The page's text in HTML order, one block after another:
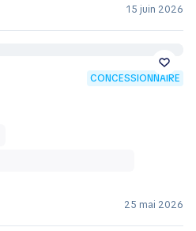
15 juin 2026
CONCESSIONNAIRE
25 mai 2026